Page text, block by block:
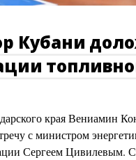
Кубани
края Вениамин
с министром
Сергеем Цивилевым.